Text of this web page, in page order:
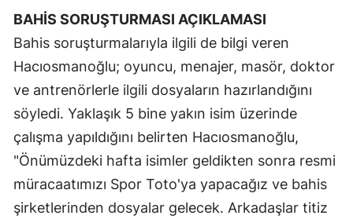
Tunceli
Şanlıurfa
Uşak
Van
Yozgat
Zonguldak
BAHİS SORUŞTURMASI AÇIKLAMASI
Bahis soruşturmalarıyla ilgili de bilgi veren
Hacıosmanoğlu; oyuncu, menajer, masör, doktor
ve antrenörlerle ilgili dosyaların hazırlandığını
söyledi. Yaklaşık 5 bine yakın isim üzerinde
çalışma yapıldığını belirten Hacıosmanoğlu,
"Önümüzdeki hafta isimler geldikten sonra resmi
müracaatımızı Spor Toto'ya yapacağız ve bahis
şirketlerinden dosyalar gelecek. Arkadaşlar titiz